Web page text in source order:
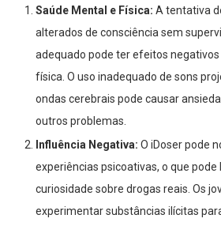
Saúde Mental e Física: A tentativa
alterados de consciência sem
adequado pode ter efeitos
física. O uso inadequado de sons
ondas cerebrais pode causar
outros problemas.
Influência Negativa: O iDoser pode
experiências psicoativas, o que
curiosidade sobre drogas reais. Os
experimentar substâncias ilícitas